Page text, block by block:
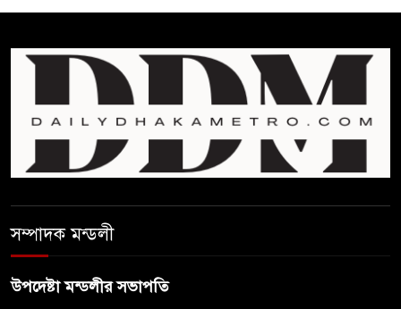
শেখ হাসিনার বক্তব্যে ভারতের
সমর্থন নেই : রণধীর জয়সওয়াল
শেখ হাসিনা দেশে ফিরে আসুক,
গণহত্যার দায়ে কারাগারে যাক :
সম্পাদক মন্ডলী
উপদেষ্টা মন্ডলীর সভাপতি